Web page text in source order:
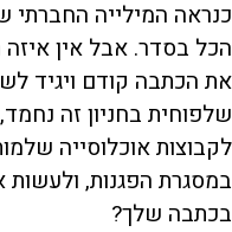
כנראה המילייה החברתי
הכל בסדר. אבל אין
את הכתבה קודם ויגיד
שלפוחית בחניון זה
לקבוצות אוכלוסייה
במסגרת הפגנות,
בכתבה שלך?